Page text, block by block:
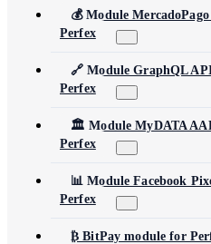
💰 Module
Perfex
🔗 Module GraphQL
Perfex
🏛️ Module MyDATA
Perfex
📊 Module Facebook
Perfex
₿ BitPay module for